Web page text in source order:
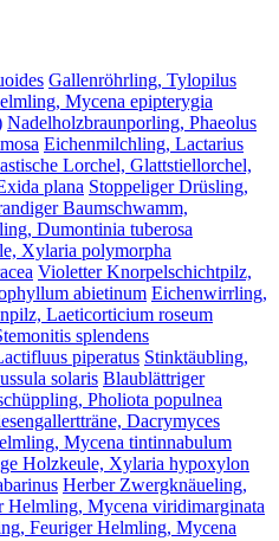
Gallenröhrling, Tylopilus
Mycena epipterygia
Nadelholzbraunporling, Phaeolus
Eichenmilchling, Lactarius
Lorchel, Glattstiellorchel,
plana Stoppeliger Drüsling,
Baumschwamm,
Dumontinia tuberosa
Xylaria polymorpha
Violetter Knorpelschichtpilz,
abietinum Eichenwirrling,
Laeticorticium roseum
splendens
piperatus Stinktäubling,
solaris Blaublättriger
Pholiota populnea
Dacrymyces
Mycena tintinnabulum
Holzkeule, Xylaria hypoxylon
Herber Zwergknäueling,
Helmling, Mycena viridimarginata
Feuriger Helmling, Mycena